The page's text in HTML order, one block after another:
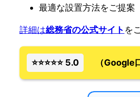
最適な設置方法をご提案
詳細は総務省の公式サイト を
⭐⭐⭐⭐⭐ 5.0 （Google口